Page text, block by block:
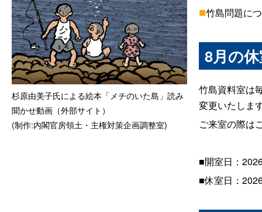
■竹島問題に
8月の
竹島資料室は
変更いたしま
ご来室の際は
■開室日：
■休室日：
杉原由美子氏による絵本「メチのいた島」読み
聞かせ動画（外部サイト）
(制作:内閣官房領土・主権対策企画調整室)